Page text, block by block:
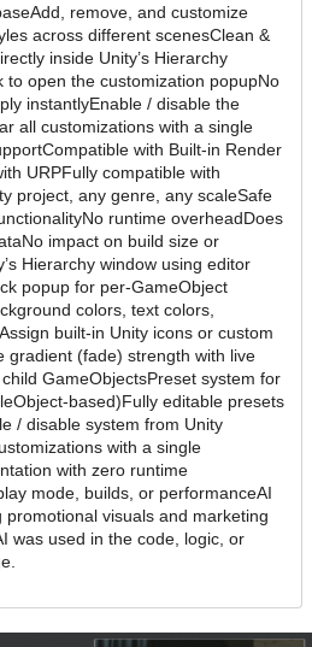
remove, and customize
across different scenesClean &
inside Unity’s Hierarchy
to open the customization popupNo
instantlyEnable / disable the
all customizations with a single
with Built-in Render
URPFully compatible with
project, any genre, any scaleSafe
runtime overheadDoes
impact on build size or
Hierarchy window using editor
popup for per-GameObject
colors, text colors,
built-in Unity icons or custom
gradient (fade) strength with live
GameObjectsPreset system for
based)Fully editable presets
/ disable system from Unity
with a single
with zero runtime
mode, builds, or performanceAI
visuals and marketing
was used in the code, logic, or